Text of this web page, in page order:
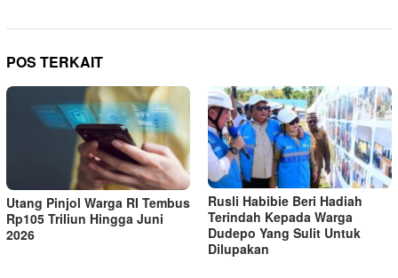
POS TERKAIT
Utang Pinjol Warga RI Tembus
Rp105 Triliun Hingga Juni
2026
Rusli Habibie Beri Hadiah
Terindah Kepada Warga
Dudepo Yang Sulit Untuk
Dilupakan